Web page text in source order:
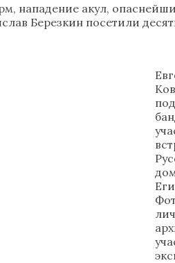
нападение акул,
Березкин посетили